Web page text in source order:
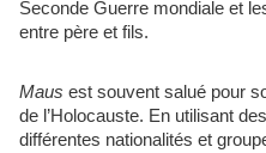
Seconde Guerre mondiale et
entre père et fils.
Maus est souvent salué pour
de l’Holocauste. En utilisant
différentes nationalités et